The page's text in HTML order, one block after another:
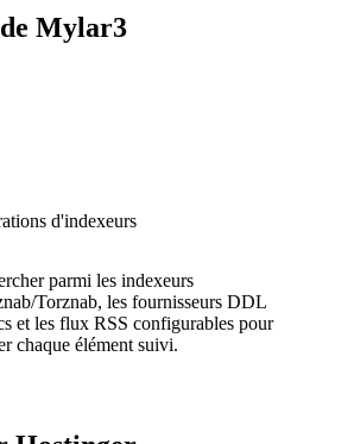
Mylar3
d'indexeurs
parmi les indexeurs
Torznab, les fournisseurs DDL
et les flux RSS configurables pour
chaque élément suivi.